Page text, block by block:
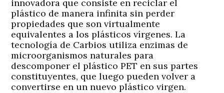
innovadora que consiste en reciclar el
plástico de manera infinita sin perder
propiedades que son virtualmente
equivalentes a los plásticos vírgenes. La
tecnología de Carbios utiliza enzimas de
microorganismos naturales para
descomponer el plástico PET en sus partes
constituyentes, que luego pueden volver a
convertirse en un nuevo plástico virgen.